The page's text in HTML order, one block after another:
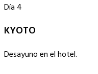
Día 4
KYOTO
Desayuno en el hotel.